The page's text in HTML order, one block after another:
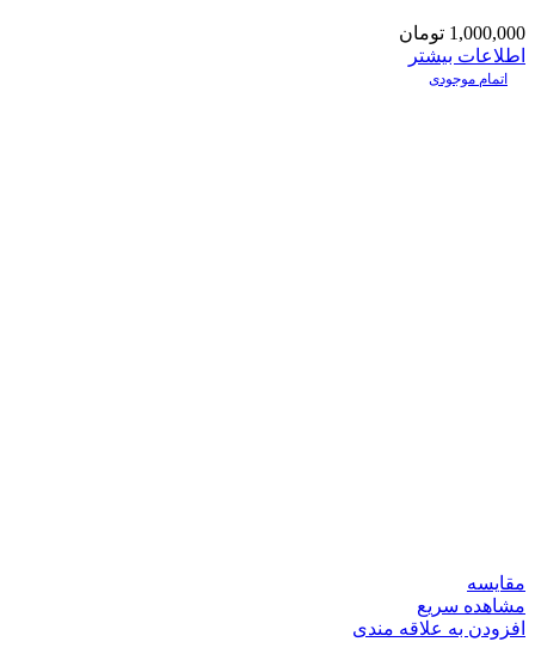
1,000,000 تومان
اطلاعات بیشتر
اتمام موجودی
مقایسه
مشاهده سریع
افزودن به علاقه مندی